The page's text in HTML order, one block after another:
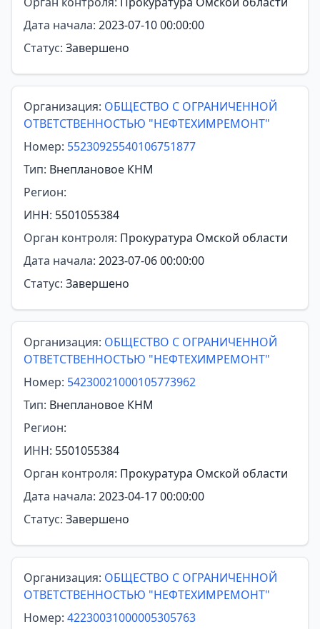
Дата начала: 2023-07-10 00:00:00
Статус: Завершено
Организация: ОБЩЕСТВО С ОГРАНИЧЕННОЙ
ОТВЕТСТВЕННОСТЬЮ "НЕФТЕХИМРЕМОНТ"
Номер: 55230925540106751877
Тип: Внеплановое КНМ
Регион:
ИНН: 5501055384
Орган контроля: Прокуратура Омской области
Дата начала: 2023-07-06 00:00:00
Статус: Завершено
Организация: ОБЩЕСТВО С ОГРАНИЧЕННОЙ
ОТВЕТСТВЕННОСТЬЮ "НЕФТЕХИМРЕМОНТ"
Номер: 54230021000105773962
Тип: Внеплановое КНМ
Регион:
ИНН: 5501055384
Орган контроля: Прокуратура Омской области
Дата начала: 2023-04-17 00:00:00
Статус: Завершено
Организация: ОБЩЕСТВО С ОГРАНИЧЕННОЙ
ОТВЕТСТВЕННОСТЬЮ "НЕФТЕХИМРЕМОНТ"
Номер: 42230031000005305763